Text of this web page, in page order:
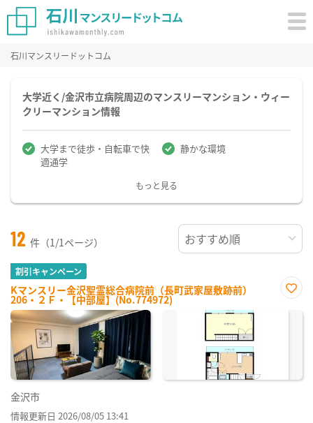
石川マンスリードットコム
大学近く/金沢市立病院周辺のマンスリーマンション・ウィー
クリーマンション情報
大学まで徒歩・自転車で快
適通学
静かな環境
もっと見る
12 件（1/1ページ）
割引キャンペーン
Kマンスリー金沢聖霊総合病院前（長町武家屋敷跡前）
206・２Ｆ・【中部屋】(No.774972)
に入
金沢市
情報更新日 2026/08/05 13:41